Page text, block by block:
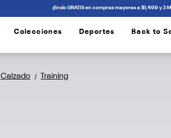
¡Envío GRATIS en compras mayores a $1,499 y
Colecciones Deportes Back to
Calzado / Training